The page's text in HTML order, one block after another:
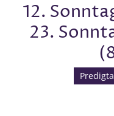
12.
23.